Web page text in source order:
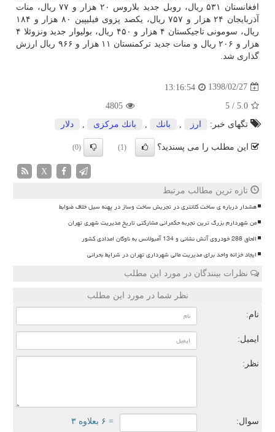
افغانستان ۵۳۱ ریال، روبل جدید بلاروس ۲۰ هزار و ۷۷ ریال، منات
آذربایجان ۲۴ هزار و ۷۵۷ ریال، یكصد پزوی فیلیپین ۸۰ هزار و ۱۸۴
ریال، سومونی تاجیكستان ۴ هزار و ۴۵۰ ریال، بولیوار جدید ونزوئلا ۴
هزار و ۲۰۶ ریال و منات جدید تركمنستان ۱۱ هزار و ۹۶۶ ریال ارزش
گذاری شد.
1398/02/27
13:16:54
5.0
/
5
4805
تگهای خبر:
ارز بانك بانك مركزی دلار
این مطلب را می پسندید؟ (1)
(0)
X
تازه ترین مطالب مرتبط
هشدار درباره ی ساخت کلانتری در تجریش ساخت وساز در پهنه سیل خلاف ضوابط
من شهردارم بزرگ ترین تجربه حکمرانی مشارکتی تاریخ مدیریت شهری تهران
الحاق 288 خودروی آتش نشانی و 134 آمبولانس به ناوگان امدادی کشور
ایجاد خزانه واحد برای مدیریت مالی شهرداری تهران در شرایط بحرانی
نظرات بینندگان در مورد این مطلب
نظر شما در مورد این مطلب
نام:
ایمیل:
نظر:
سوال: = ۶ بعلاوه ۳